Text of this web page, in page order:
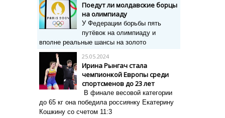
Поедут ли молдавские борцы
на олимпиаду
У Федерации борьбы пять
путёвок на олимпиаду и
вполне реальные шансы на золото
25.05.2024
Ирина Рынгач стала
чемпионкой Европы среди
спортсменов до 23 лет
В финале весовой категории
до 65 кг она победила россиянку Екатерину
Кошкину со счетом 11:3